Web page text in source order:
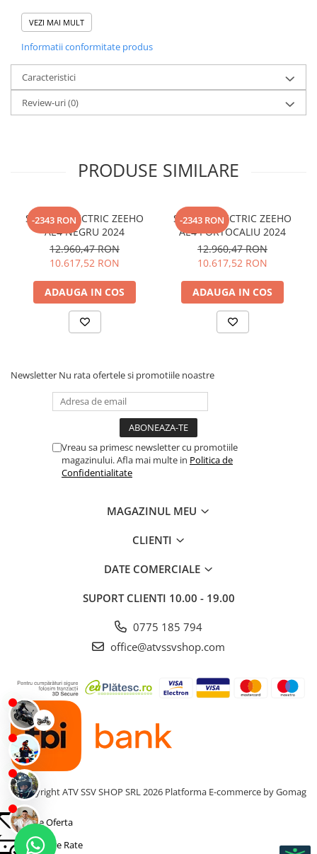
Specificații tehnice
motor: mid motor, tip motocicleta (L1e-B)
putere de varf 3500W
acceleratie 0-45 km/ora in 4.1 secunde
inaltime sa 810 mm
far frontal LED
dashboard LCD
viteza maxima 45 km/ora
suspensie fata inversata, ajustabila in preincarcare
suspensie spate: monoamortizor, ajustabil in preincarcare
sistem franare pe disc (F/R)
optional, compartiment portbagaj spate
OTA firmware upgrade
Easy Ride!
4G T-Box
protectie antifurt de la distanta
antifurt APP
setari electronice de siguranta
deblocare telecomanda APP.
VEZI MAI MULT
Informatii conformitate produs
Caracteristici
Review-uri(0)
PRODUSE SIMILARE
-2343 RON
SCUTER ELECTRIC ZEEHO
AE4 NEGRU 2024
12.960,47 RON
10.617,52 RON
ADAUGA IN COS
-2343 RON
SCUTER ELECTRIC ZEEHO
AE4 PORTOCALIU 2024
12.960,47 RON
10.617,52 RON
ADAUGA IN COS
Newsletter Nu rata ofertele si promotiile noastre
Vreau sa primesc newsletter cu promotiile
magazinului. Afla mai multe in Politica de
Confidentialitate
MAGAZINUL MEU
CLIENTI
DATE COMERCIALE
SUPORT CLIENTI 10.00 - 19.00
0775 185 794
office@atvssvshop.com
©Copyright ATV SSV SHOP SRL 2026 Platforma E-commerce by Gomag
Cere Oferta
Simulare Rate